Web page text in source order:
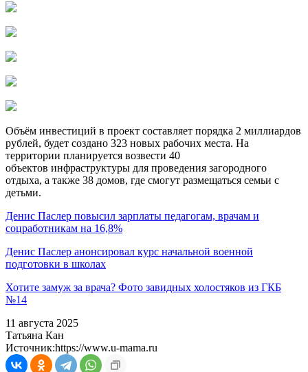
Объём инвестиций в проект составляет порядка 2 миллиардов
рублей, будет создано 323 новых рабочих места. На
территории планируется возвести 40
объектов инфраструктуры для проведения загородного
отдыха, а также 38 домов, где смогут размещаться семьи с
детьми.
Денис Паслер повысил зарплаты педагогам, врачам и
соцработникам на 16,8%
Денис Паслер анонсировал курс начальной военной
подготовки в школах
Хотите замуж за врача? Фото завидных холостяков из ГКБ
№14
11 августа 2025
Татьяна Кан
Источник:https://www.u-mama.ru